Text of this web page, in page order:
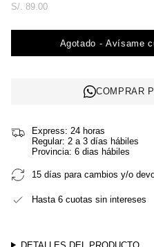
Precio
S/. 89.00
Agotado - Avísame
COMPRAR
Express: 24 horas
Regular: 2 a 3 días hábiles
Provincia: 6 dias hábiles
15 días para cambios y/o
Hasta 6 cuotas sin intereses